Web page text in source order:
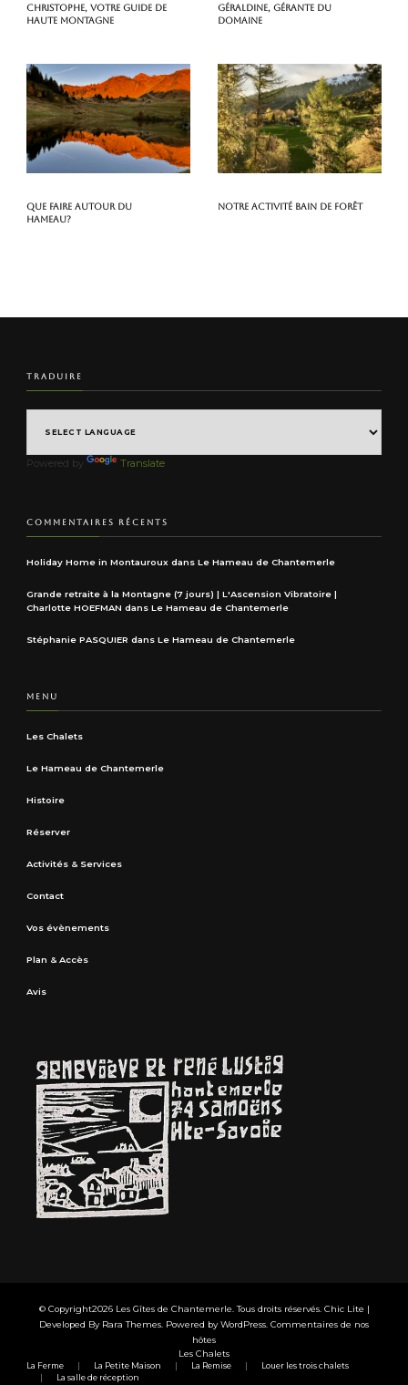
Christophe, votre guide de
haute montagne
Géraldine, gérante du
domaine
Que faire autour du
hameau?
Notre activité Bain de Forêt
TRADUIRE
Powered by Translate
COMMENTAIRES RÉCENTS
Holiday Home in Montauroux dans Le Hameau de Chantemerle
Grande retraite à la Montagne (7 jours) | L'Ascension Vibratoire |
Charlotte HOEFMAN dans Le Hameau de Chantemerle
Stéphanie PASQUIER dans Le Hameau de Chantemerle
MENU
Les Chalets
Le Hameau de Chantemerle
Histoire
Réserver
Activités & Services
Contact
Vos évènements
Plan & Accès
Avis
© Copyright2026 Les Gîtes de Chantemerle . Tous droits réservés. Chic Lite |
Developed By Rara Themes . Powered by WordPress Commentaires de nos
hôtes
Les Chalets
La Ferme La Petite Maison La Remise
Louer les trois chalets
La salle de réception